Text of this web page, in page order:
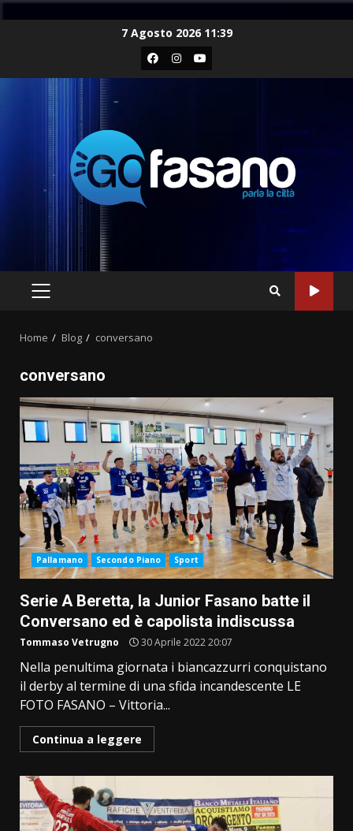
7 Agosto 2026 11:39
Facebook
Instagram
Youtube
PRIMARY
Home Blog conversano
conversano
Pallamano Secondo Piano Sport
Serie A Beretta, la Junior Fasano batte il
Conversano ed è capolista indiscussa
Tommaso Vetrugno 30 Aprile 2022 20:07
Nella penultima giornata i biancazzurri conquistano
il derby al termine di una sfida incandescente LE
FOTO FASANO ­– Vittoria...
Continua a leggere